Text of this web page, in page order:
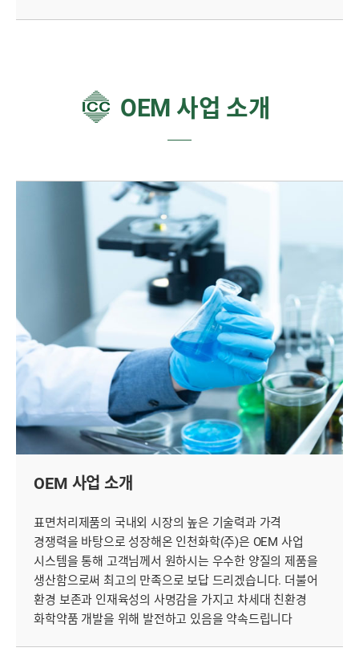
OEM 사업 소개
OEM 사업 소개
표면처리제품의 국내외 시장의 높은 기술력과 가격
경쟁력을 바탕으로 성장해온 인천화학(주)은 OEM 사업
시스템을 통해 고객님께서 원하시는 우수한 양질의 제품을
생산함으로써 최고의 만족으로 보답 드리겠습니다. 더불어
환경 보존과 인재육성의 사명감을 가지고 차세대 친환경
화학약품 개발을 위해 발전하고 있음을 약속드립니다